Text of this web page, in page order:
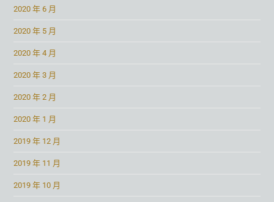
2020 年 6 月
2020 年 5 月
2020 年 4 月
2020 年 3 月
2020 年 2 月
2020 年 1 月
2019 年 12 月
2019 年 11 月
2019 年 10 月